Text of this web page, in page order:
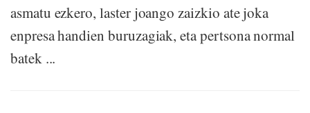
asmatu ezkero, laster joango zaizkio ate joka
enpresa handien buruzagiak, eta pertsona normal
batek ...